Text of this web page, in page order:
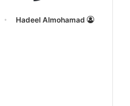
Hadeel Almohamad